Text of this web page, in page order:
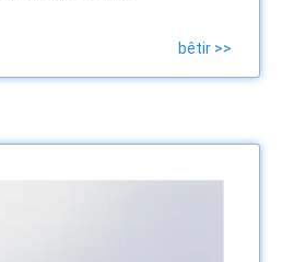
bêtir >>